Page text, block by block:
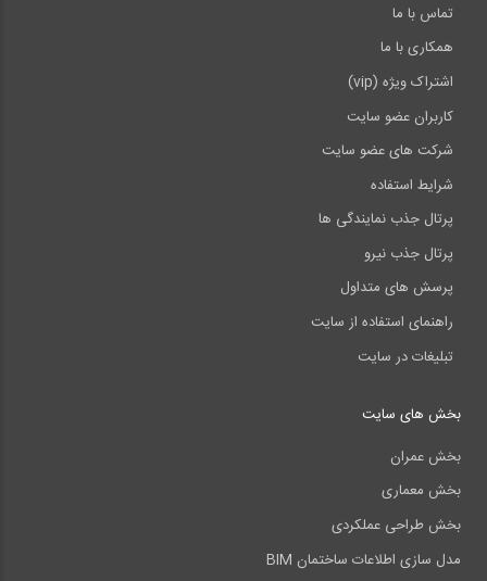
تماس با ما
همکاری با ما
اشتراک ویژه (vip)
کاربران عضو سایت
شرکت های عضو سایت
شرایط استفاده
پرتال جذب نمایندگی ها
پرتال جذب نیرو
پرسش های متداول
راهنمای استفاده از سایت
تبلیغات در سایت
بخش های سایت
بخش عمران
بخش معماری
بخش طراحی عملکردی
مدل سازی اطلاعات ساختمان BIM